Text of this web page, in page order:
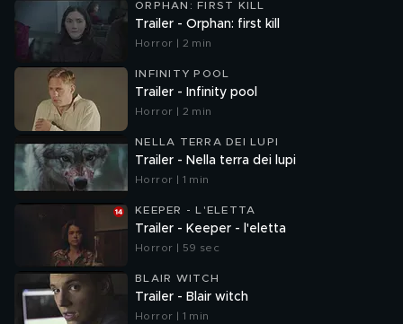
ORPHAN: FIRST KILL
Trailer - Orphan: first kill
Horror | 2 min
INFINITY POOL
Trailer - Infinity pool
Horror | 2 min
NELLA TERRA DEI LUPI
Trailer - Nella terra dei lupi
Horror | 1 min
KEEPER - L'ELETTA
Trailer - Keeper - l'eletta
Horror | 59 sec
BLAIR WITCH
Trailer - Blair witch
Horror | 1 min